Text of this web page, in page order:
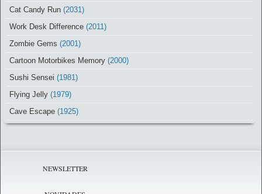
Cat Candy Run (2031)
Work Desk Difference (2011)
Zombie Gems (2001)
Cartoon Motorbikes Memory (2000)
Sushi Sensei (1981)
Flying Jelly (1979)
Cave Escape (1925)
NEWSLETTER